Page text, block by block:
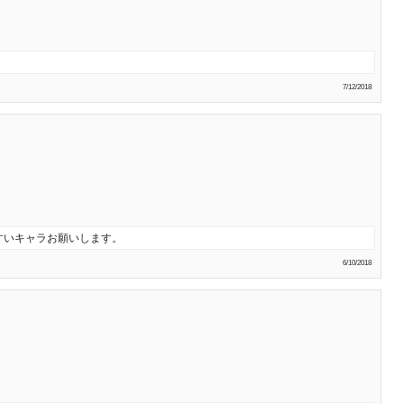
7/12/2018
キャラお願いします。
6/10/2018